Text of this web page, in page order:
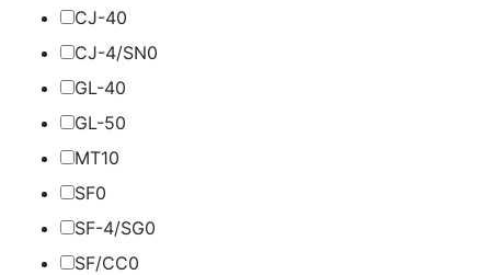
CJ-40
CJ-4/SN0
GL-40
GL-50
MT10
SF0
SF-4/SG0
SF/CC0